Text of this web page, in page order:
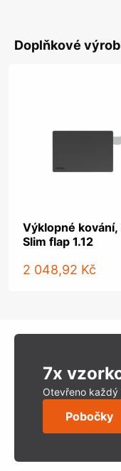
Doplňkové
Výklopné kování,
Slim flap 1.12
2 048,92 Kč
7x
Otevřeno
Pobočky